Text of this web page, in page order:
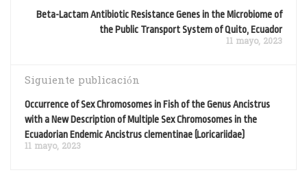
Beta-Lactam Antibiotic Resistance Genes in the Microbiome of
the Public Transport System of Quito, Ecuador
11 mayo, 2023
Siguiente publicación
Occurrence of Sex Chromosomes in Fish of the Genus Ancistrus
with a New Description of Multiple Sex Chromosomes in the
Ecuadorian Endemic Ancistrus clementinae (Loricariidae)
11 mayo, 2023